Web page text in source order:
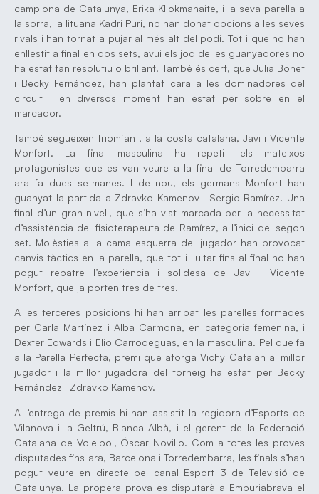
campiona de Catalunya, Erika Kliokmanaite, i la seva parella a
la sorra, la lituana Kadri Puri, no han donat opcions a les seves
rivals i han tornat a pujar al més alt del podi. Tot i que no han
enllestit a final en dos sets, avui els joc de les guanyadores no
ha estat tan resolutiu o brillant. També és cert, que Julia Bonet
i Becky Fernández, han plantat cara a les dominadores del
circuit i en diversos moment han estat per sobre en el
marcador.
També segueixen triomfant, a la costa catalana, Javi i Vicente
Monfort. La final masculina ha repetit els mateixos
protagonistes que es van veure a la final de Torredembarra
ara fa dues setmanes. I de nou, els germans Monfort han
guanyat la partida a Zdravko Kamenov i Sergio Ramírez. Una
final d’un gran nivell, que s’ha vist marcada per la necessitat
d’assistència del fisioterapeuta de Ramírez, a l’inici del segon
set. Molèsties a la cama esquerra del jugador han provocat
canvis tàctics en la parella, que tot i lluitar fins al final no han
pogut rebatre l’experiència i solidesa de Javi i Vicente
Monfort, que ja porten tres de tres.
A les terceres posicions hi han arribat les parelles formades
per Carla Martínez i Alba Carmona, en categoria femenina, i
Dexter Edwards i Elio Carrodeguas, en la masculina. Pel que fa
a la Parella Perfecta, premi que atorga Vichy Catalan al millor
jugador i la millor jugadora del torneig ha estat per Becky
Fernández i Zdravko Kamenov.
A l’entrega de premis hi han assistit la regidora d’Esports de
Vilanova i la Geltrú, Blanca Albà, i el gerent de la Federació
Catalana de Voleibol, Óscar Novillo. Com a totes les proves
disputades fins ara, Barcelona i Torredembarra, les finals s’han
pogut veure en directe pel canal Esport 3 de Televisió de
Catalunya. La propera prova es disputarà a Empuriabrava el